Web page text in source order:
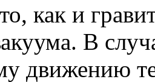
как и
В
движению